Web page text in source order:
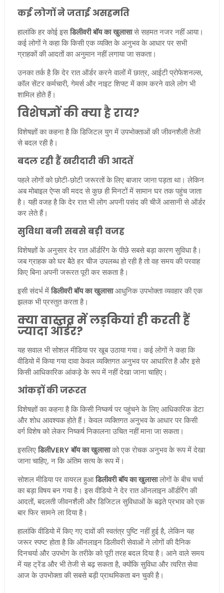
कई लोगों ने जताई असहमति
हालांकि हर कोई इस डिलीवरी बॉय का खुलासासे सहमत नजर नहीं आया।
कई लोगों ने कहा कि किसी एक व्यक्ति के अनुभव के आधार पर सभी
ग्राहकों की आदतों का अनुमान नहीं लगाया जा सकता।
उनका तर्क है कि देर रात ऑर्डर करने वालों में छात्र, आईटी प्रोफेशनल्स,
कॉल सेंटर कर्मचारी, गेमर्स और नाइट शिफ्ट में काम करने वाले लोग भी
शामिल होते हैं।
विशेषज्ञों की क्या है राय?
विशेषज्ञों का कहना है कि डिजिटल युग में उपभोक्ताओं की जीवनशैली तेजी
से बदल रही है।
बदल रही हैं खरीदारी की आदतें
पहले लोगों को छोटी-छोटी जरूरतों के लिए बाजार जाना पड़ता था। लेकिन
अब मोबाइल ऐप्स की मदद से कुछ ही मिनटों में सामान घर तक पहुंच जाता
है। यही वजह है कि देर रात भी लोग अपनी पसंद की चीजें आसानी से ऑर्डर
कर लेते हैं।
सुविधा बनी सबसे बड़ी वजह
विशेषज्ञों के अनुसार देर रात ऑर्डरिंग के पीछे सबसे बड़ा कारण सुविधा है।
जब ग्राहक को घर बैठे हर चीज उपलब्ध हो रही है तो वह समय की परवाह
किए बिना अपनी जरूरत पूरी कर सकता है।
इसी संदर्भ में डिलीवरी बॉय का खुलासाआधुनिक उपभोक्ता व्यवहार की एक
झलक भी प्रस्तुत करता है।
क्या वास्तव में लड़कियां ही करती हैं
ज्यादा ऑर्डर?
यह सवाल भी सोशल मीडिया पर खूब उठाया गया। कई लोगों ने कहा कि
वीडियो में किया गया दावा केवल व्यक्तिगत अनुभव पर आधारित है और इसे
किसी आधिकारिक आंकड़े के रूप में नहीं देखा जाना चाहिए।
आंकड़ों की जरूरत
विशेषज्ञों का कहना है कि किसी निष्कर्ष पर पहुंचने के लिए आधिकारिक डेटा
और शोध आवश्यक होते हैं। केवल व्यक्तिगत अनुभव के आधार पर किसी
वर्ग विशेष को लेकर निष्कर्ष निकालना उचित नहीं माना जा सकता।
इसलिए डिलीVERY बॉय का खुलासाको एक रोचक अनुभव के रूप में देखा
जाना चाहिए, न कि अंतिम सत्य के रूप में।
सोशल मीडिया पर वायरल हुआडिलीवरी बॉय का खुलासालोगों के बीच चर्चा
का बड़ा विषय बन गया है। इस वीडियो ने देर रात ऑनलाइन ऑर्डरिंग की
आदतों, बदलती जीवनशैली और डिजिटल सुविधाओं के बढ़ते प्रभाव को एक
बार फिर सामने ला दिया है।
हालांकि वीडियो में किए गए दावों की स्वतंत्र पुष्टि नहीं हुई है, लेकिन यह
जरूर स्पष्ट होता है कि ऑनलाइन डिलीवरी सेवाओं ने लोगों की दैनिक
दिनचर्या और उपभोग के तरीके को पूरी तरह बदल दिया है। आने वाले समय
में यह ट्रेंड और भी तेजी से बढ़ सकता है, क्योंकि सुविधा और त्वरित सेवा
आज के उपभोक्ता की सबसे बड़ी प्राथमिकता बन चुकी है।